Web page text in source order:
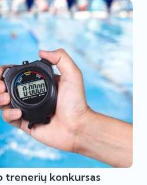
trenerių konkursas